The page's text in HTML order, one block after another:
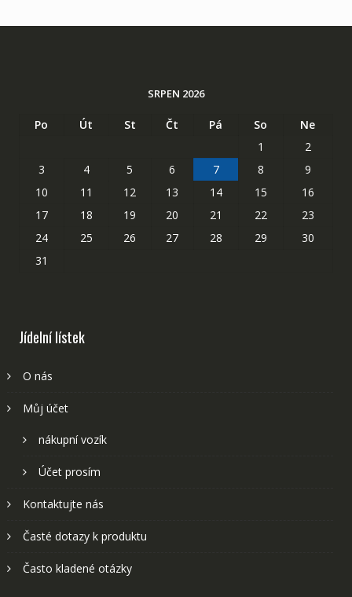
SRPEN 2026
Po Út St Čt Pá So
Ne
1
2
3
4 5 6 7 8
9
10
11 12 13 14 15
16
17
18 19 20 21 22
23
24
25 26 27 28 29
30
31
Jídelní lístek
O nás
Můj účet
nákupní vozík
Účet prosím
Kontaktujte nás
Časté dotazy k produktu
Často kladené otázky